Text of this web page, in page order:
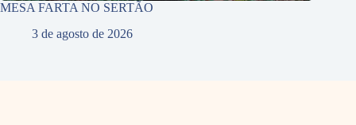
MESA FARTA NO SERTÃO
3 de agosto de 2026